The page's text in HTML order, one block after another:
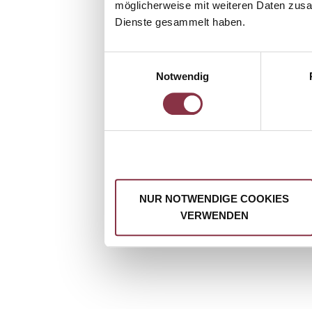
möglicherweise mit weiteren Daten
Dienste gesammelt haben.
Notwendig
NUR NOTWENDIGE COOKIES
VERWENDEN